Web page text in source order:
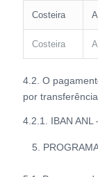
Costeira
Costeira
4.2. O
por
4.2.1. IBAN